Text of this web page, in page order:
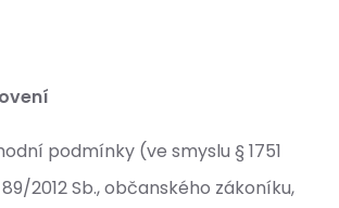
podmínky (ve smyslu § 1751
2012 Sb., občanského zákoníku,